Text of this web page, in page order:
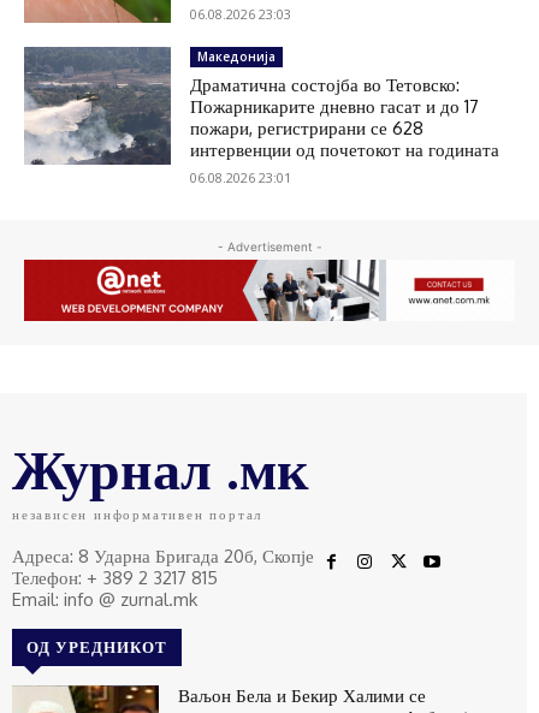
06.08.2026 23:03
Македонија
Драматична состојба во Тетовско:
Пожарникарите дневно гасат и до 17
пожари, регистрирани се 628
интервенции од почетокот на годината
06.08.2026 23:01
- Advertisement -
Журнал .мк
независен информативен портал
Адреса: 8 Ударна Бригада 20б, Скопје
Телефон: + 389 2 3217 815
Email: info @ zurnal.mk
ОД УРЕДНИКОТ
Ваљон Бела и Бекир Халими се